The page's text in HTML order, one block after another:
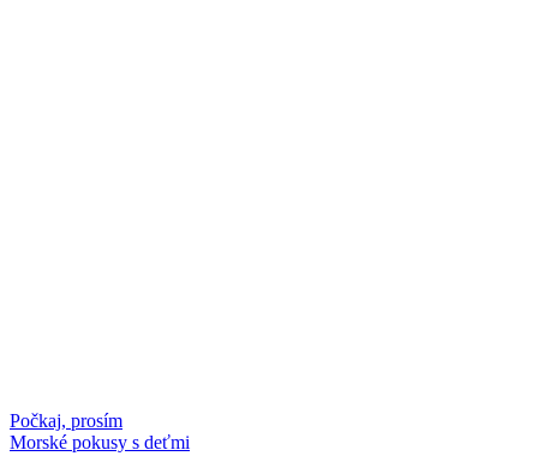
Post
navigation
Počkaj, prosím
Morské pokusy s deťmi